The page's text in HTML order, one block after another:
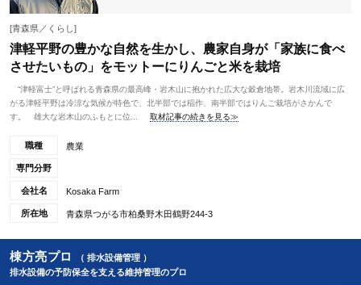
[青森県／くらし]
津軽平野の豊かな自然を生かし、農家自身が「家族に食べ
させたいもの」をモットーにりんごと米を栽培
“津軽富士”と呼ばれる青森県の最高峰・岩木山に抱かれた広大な穀倉地帯。岩木川流域に広
がる津軽平野は冷涼な気候が特色で、北半部では稲作、南半部ではりんご栽培がさかんで
す。 雄大な岩木山のふもとに位...
取材記事の続きを見る≫
職種 農業
専門分野
会社名 Kosaka Farm
所在地 青森県つがる市柏桑野木田鶴野244-3
棟方亮プロ
（ 排水設備管理 ）
排水設備の予防保全を支える維持管理のプロ